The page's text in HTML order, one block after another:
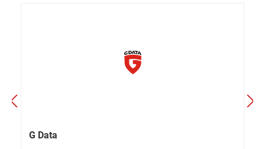
G Data